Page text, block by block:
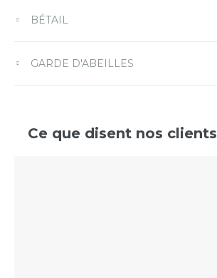
BÉTAIL
GARDE D'ABEILLES
Ce que disent nos clients